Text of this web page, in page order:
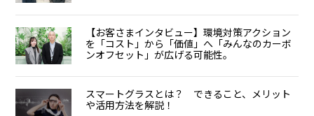
【お客さまインタビュー】環境対策アクション
を「コスト」から「価値」へ「みんなのカーボ
ンオフセット」が広げる可能性。
スマートグラスとは？ できること、メリット
や活用方法を解説！